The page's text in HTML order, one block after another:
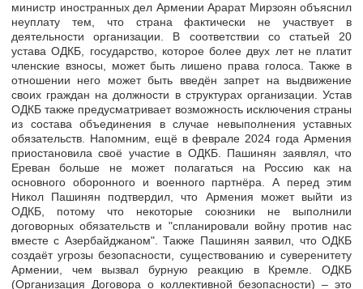
министр иностранных дел Армении Арарат Мирзоян объяснил
неуплату тем, что страна фактически не участвует в
деятельности организации. В соответствии со статьей 20
устава ОДКБ, государство, которое более двух лет не платит
членские взносы, может быть лишено права голоса. Также в
отношении него может быть введён запрет на выдвижение
своих граждан на должности в структурах организации. Устав
ОДКБ также предусматривает возможность исключения страны
из состава объединения в случае невыполнения уставных
обязательств. Напомним, ещё в феврале 2024 года Армения
приостановила своё участие в ОДКБ. Пашинян заявлял, что
Ереван больше не может полагаться на Россию как на
основного оборонного и военного партнёра. А перед этим
Никол Пашинян подтвердил, что Армения может выйти из
ОДКБ, потому что некоторые союзники не выполнили
договорных обязательств и "спланировали войну против нас
вместе с Азербайджаном". Также Пашинян заявил, что ОДКБ
создаёт угрозы безопасности, существованию и суверенитету
Армении, чем вызвал бурную реакцию в Кремле. ОДКБ
(Организация Договора о коллективной безопасности) – это